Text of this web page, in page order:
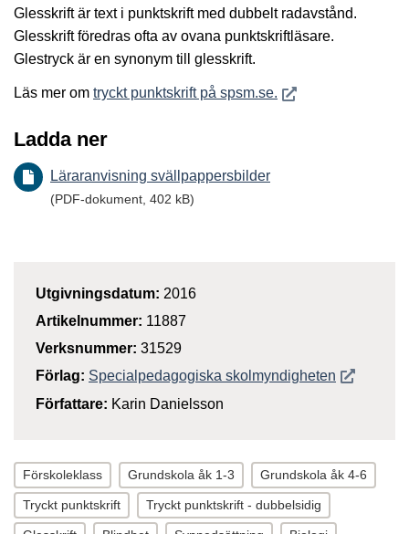
Glesskrift är text i punktskrift med dubbelt radavstånd.
Glesskrift föredras ofta av ovana punktskriftläsare.
Glestryck är en synonym till glesskrift.
Läs mer om tryckt punktskrift på spsm.se. Öppnas i nytt fönster
Ladda ner
Läraranvisning svällpappersbilder
(PDF-dokument, 402 kB)
Utgivningsdatum: 2016
Artikelnummer: 11887
Verksnummer: 31529
Förlag: Specialpedagogiska skolmyndigheten Öppnas i
Författare: Karin Danielsson
Förskoleklass Grundskola åk 1-3 Grundskola åk 4-6
Tryckt punktskrift Tryckt punktskrift - dubbelsidig